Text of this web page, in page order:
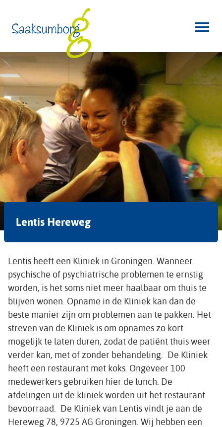
Lentis Hereweg
Lentis heeft een Kliniek in Groningen. Wanneer
psychische of psychiatrische problemen te ernstig
worden, is het soms niet meer haalbaar om thuis te
blijven wonen. Opname in de Kliniek kan dan de
beste manier zijn om problemen aan te pakken. Het
streven van de Kliniek is om opnames zo kort
mogelijk te laten duren, zodat de patiënt thuis weer
verder kan, met of zonder behandeling. De Kliniek
heeft een restaurant met koks. Ongeveer 100
medewerkers gebruiken hier de lunch. De
afdelingen uit de kliniek worden uit het restaurant
bevoorraad. De Kliniek van Lentis vindt je aan de
Hereweg 78, 9725 AG Groningen. Wij hebben een